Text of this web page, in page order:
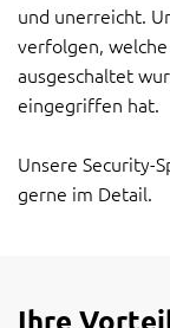
und unerreicht.
verfolgen,
ausgeschaltet
eingegriffen hat.
Unsere Security-
gerne im Detail.
Ihre